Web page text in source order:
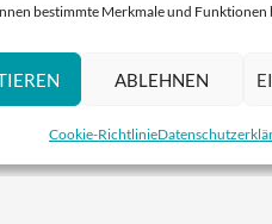
bestimmte Merkmale und
ABLEHNEN
Cookie-Richtlinie